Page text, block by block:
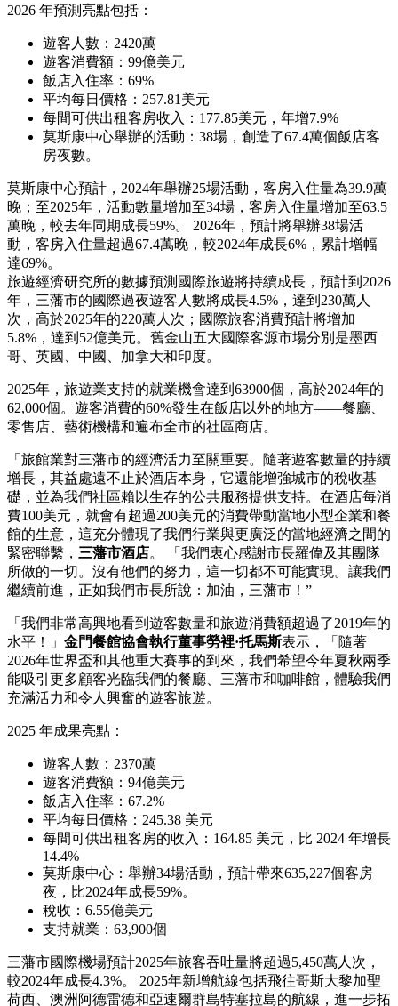
2026 年預測亮點包括：
遊客人數：2420萬
遊客消費額：99億美元
飯店入住率：69%
平均每日價格：257.81美元
每間可供出租客房收入：177.85美元，年增7.9%
莫斯康中心舉辦的活動：38場，創造了67.4萬個飯店客
房夜數。
莫斯康中心預計，2024年舉辦25場活動，客房入住量為39.9萬
晚；至2025年，活動數量增加至34場，客房入住量增加至63.5
萬晚，較去年同期成長59%。 2026年，預計將舉辦38場活
動，客房入住量超過67.4萬晚，較2024年成長6%，累計增幅
達69%。
旅遊經濟研究所的數據預測國際旅遊將持續成長，預計到2026
年，三藩市的國際過夜遊客人數將成長4.5%，達到230萬人
次，高於2025年的220萬人次；國際旅客消費預計將增加
5.8%，達到52億美元。舊金山五大國際客源市場分別是墨西
哥、英國、中國、加拿大和印度。
2025年，旅遊業支持的就業機會達到63900個，高於2024年的
62,000個。遊客消費的60%發生在飯店以外的地方——餐廳、
零售店、藝術機構和遍布全市的社區商店。
「旅館業對三藩市的經濟活力至關重要。隨著遊客數量的持續
增長，其益處遠不止於酒店本身，它還能增強城市的稅收基
礎，並為我們社區賴以生存的公共服務提供支持。在酒店每消
費100美元，就會有超過200美元的消費帶動當地小型企業和餐
館的生意，這充分體現了我們行業與更廣泛的當地經濟之間的
緊密聯繫， 三藩市酒店。 「我們衷心感謝市長羅偉及其團隊
所做的一切。沒有他們的努力，這一切都不可能實現。讓我們
繼續前進，正如我們市長所說：加油，三藩市！”
「我們非常高興地看到遊客數量和旅遊消費額超過了2019年的
水平！」 金門餐館協會執行董事勞裡·托馬斯表示，「隨著
2026年世界盃和其他重大賽事的到來，我們希望今年夏秋兩季
能吸引更多顧客光臨我們的餐廳、三藩市和咖啡館，體驗我們
充滿活力和令人興奮的遊客旅遊。
2025 年成果亮點：
遊客人數：2370萬
遊客消費額：94億美元
飯店入住率：67.2%
平均每日價格：245.38 美元
每間可供出租客房的收入：164.85 美元，比 2024 年增長
14.4%
莫斯康中心：舉辦34場活動，預計帶來635,227個客房
夜，比2024年成長59%。
稅收：6.55億美元
支持就業：63,900個
三藩市國際機場預計2025年旅客吞吐量將超過5,450萬人次，
較2024年成長4.3%。 2025年新增航線包括飛往哥斯大黎加聖
荷西、澳洲阿德雷德和亞速爾群島特塞拉島的航線，進一步拓